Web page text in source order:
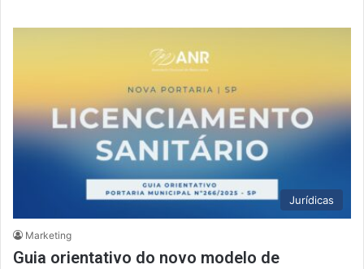
Jurídicas
Marketing
Guia orientativo do novo modelo de